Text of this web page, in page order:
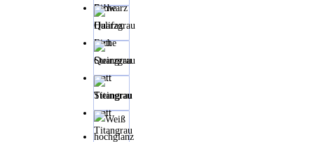
Schwarz
Halifax
Eiche
Quarzgrau
matt
Steingrau
matt
Titangrau